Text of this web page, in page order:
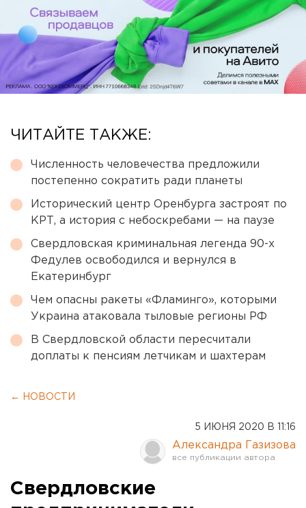
ЧИТАЙТЕ ТАКЖЕ:
Численность человечества предложили
постепенно сократить ради планеты
Исторический центр Оренбурга застроят по
КРТ, а история с небоскребами — на паузе
Свердловская криминальная легенда 90-х
Федулев освободился и вернулся в
Екатеринбург
Чем опасны ракеты «Фламинго», которыми
Украина атаковала тыловые регионы РФ
В Свердловской области пересчитали
доплаты к пенсиям летчикам и шахтерам
← НОВОСТИ
5 ИЮНЯ 2020 В 11:16
Александра Газизова
Свердловские